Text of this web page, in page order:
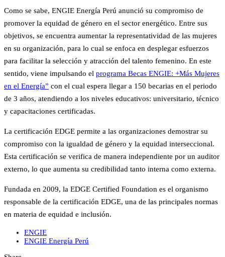
Como se sabe, ENGIE Energía Perú anunció su compromiso de
promover la equidad de género en el sector energético. Entre sus
objetivos, se encuentra aumentar la representatividad de las mujeres
en su organización, para lo cual se enfoca en desplegar esfuerzos
para facilitar la selección y atracción del talento femenino. En este
sentido, viene impulsando el programa Becas ENGIE: +Más Mujeres
en el Energía” con el cual espera llegar a 150 becarias en el periodo
de 3 años, atendiendo a los niveles educativos: universitario, técnico
y capacitaciones certificadas.
La certificación EDGE permite a las organizaciones demostrar su
compromiso con la igualdad de género y la equidad interseccional.
Esta certificación se verifica de manera independiente por un auditor
externo, lo que aumenta su credibilidad tanto interna como externa.
Fundada en 2009, la EDGE Certified Foundation es el organismo
responsable de la certificación EDGE, una de las principales normas
en materia de equidad e inclusión.
ENGIE
ENGIE Energía Perú